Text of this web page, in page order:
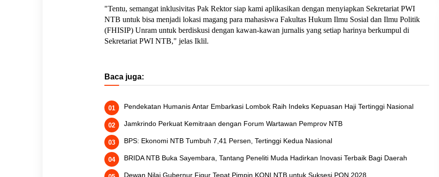
"Tentu, semangat inklusivitas Pak Rektor siap kami aplikasikan dengan menyiapkan Sekretariat PWI
NTB untuk bisa menjadi lokasi magang para mahasiswa Fakultas Hukum Ilmu Sosial dan Ilmu Politik
(FHISIP) Unram untuk berdiskusi dengan kawan-kawan jurnalis yang setiap harinya berkumpul di
Sekretariat PWI NTB," jelas Iklil.
Baca juga:
Pendekatan Humanis Antar Embarkasi Lombok Raih Indeks Kepuasan Haji Tertinggi Nasional
Jamkrindo Perkuat Kemitraan dengan Forum Wartawan Pemprov NTB
BPS: Ekonomi NTB Tumbuh 7,41 Persen, Tertinggi Kedua Nasional
BRIDA NTB Buka Sayembara, Tantang Peneliti Muda Hadirkan Inovasi Terbaik Bagi Daerah
Dewan Nilai Gubernur Figur Tepat Pimpin KONI NTB untuk Suksesi PON 2028